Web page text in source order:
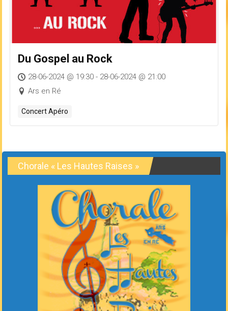
Du Gospel au Rock
28-06-2024 @ 19:30 - 28-06-2024 @ 21:00
Ars en Ré
Concert Apéro
Chorale « Les Hautes Raises »